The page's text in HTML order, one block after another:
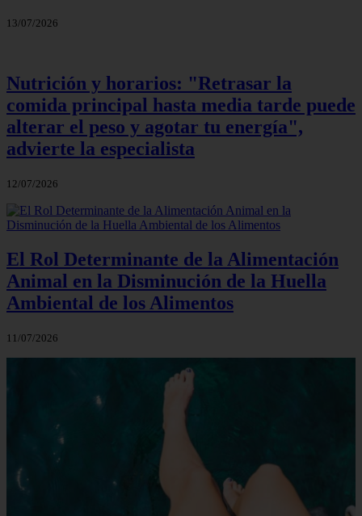
13/07/2026
Nutrición y horarios: "Retrasar la
comida principal hasta media tarde puede
alterar el peso y agotar tu energía",
advierte la especialista
12/07/2026
El Rol Determinante de la Alimentación
Animal en la Disminución de la Huella
Ambiental de los Alimentos
11/07/2026